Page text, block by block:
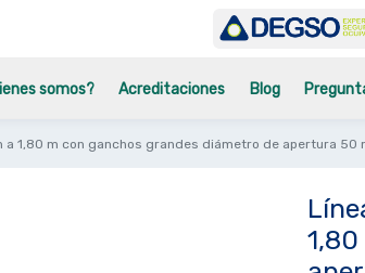
somos? Acreditaciones Blog
1,80 m con ganchos grandes diámetro de apertura 50